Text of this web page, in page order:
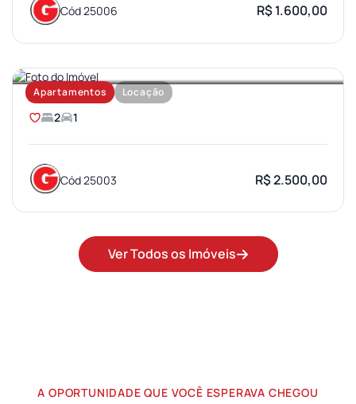
Cód 25006 R$ 1.600,00
Apartamentos Locação
SANTA TEREZA
2 1
Cód 25003 R$ 2.500,00
Ver Todos os Imóveis
A OPORTUNIDADE QUE VOCÊ ESPERAVA CHEGOU